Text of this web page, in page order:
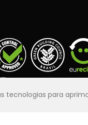
tecnologias para